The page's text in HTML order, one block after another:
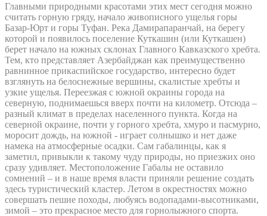
Главными природными красотами этих мест сегодня можно
считать горную гряду, начало живописного ущелья горы
Базар-Юрт и горы Туфан. Река Дамирапаранчай, на берегу
которой и появилось поселение Куткашин (или Куткашен)
берет начало на южных склонах Главного Кавказского хребта.
Тем, кто представляет Азербайджан как преимущественно
равнинное прикаспийское государство, интересно будет
взглянуть на белоснежные вершины, скалистые хребты и
узкие ущелья. Переезжая с южной окраины города на
северную, поднимаешься вверх почти на километр. Отсюда –
разный климат в пределах населенного пункта. Когда на
северной окраине, почти у горного хребта, хмуро и пасмурно,
моросит дождь, на южной - играет солнышко и нет даже
намека на атмосферные осадки. Сам габалинцы, как я
заметил, привыкли к такому чуду природы, но приезжих оно
сразу удивляет. Местоположение Габалы не оставило
сомнений – и в наше время власти приняли решение создать
здесь туристический кластер. Летом в окрестностях можно
совершать пешие походы, любуясь водопадами-высотниками,
зимой – это прекрасное место для горнолыжного спорта.